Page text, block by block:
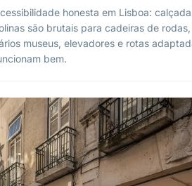
honesta em Lisboa:
são brutais para cadeiras de
museus, elevadores e rotas
bem.